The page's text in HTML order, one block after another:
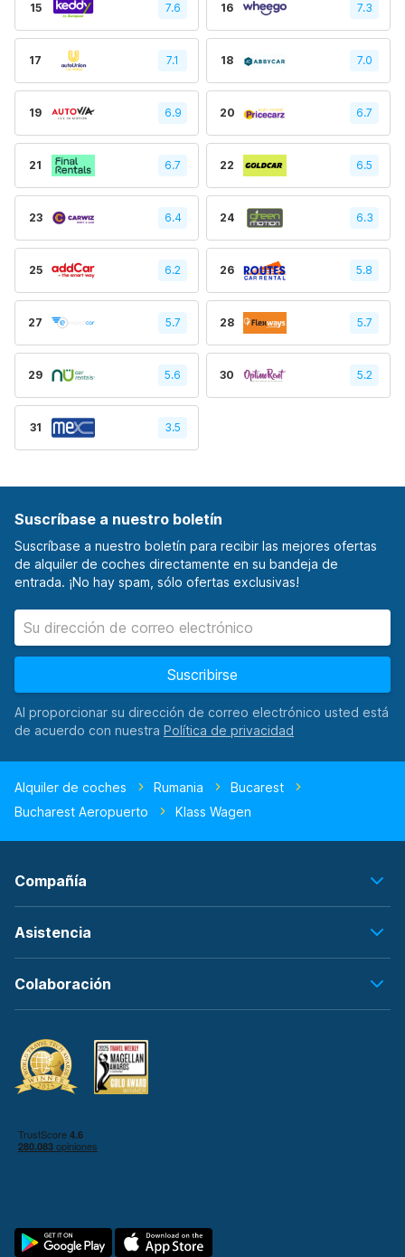
15 7.6 16 7.3
17 7.1 18 7.0
19 6.9 20 6.7
21 6.7 22 6.5
23 6.4 24 6.3
25 6.2 26 5.8
27 5.7 28 5.7
29 5.6 30 5.2
31 3.5
Suscríbase a nuestro boletín
Suscríbase a nuestro boletín para recibir las mejores ofertas
de alquiler de coches directamente en su bandeja de
entrada. ¡No hay spam, sólo ofertas exclusivas!
Suscribirse
Al proporcionar su dirección de correo electrónico usted está
de acuerdo con nuestra
Alquiler de coches Rumania
Bucarest
Bucharest Aeropuerto
Klass Wagen
Compañía
Asistencia
Colaboración